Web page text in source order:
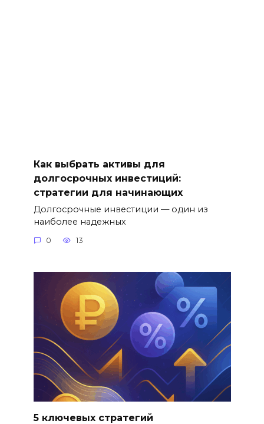
Как выбрать активы для
долгосрочных инвестиций:
стратегии для начинающих
Долгосрочные инвестиции — один из
наиболее надежных
0 13
5 ключевых стратегий